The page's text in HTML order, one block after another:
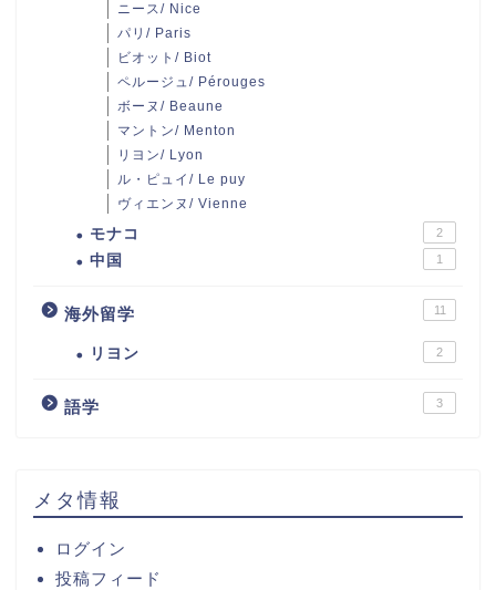
ニース/ Nice
パリ/ Paris
ビオット/ Biot
ペルージュ/ Pérouges
ボーヌ/ Beaune
マントン/ Menton
リヨン/ Lyon
ル・ピュイ/ Le puy
ヴィエンヌ/ Vienne
モナコ 2
中国 1
海外留学 11
リヨン 2
語学 3
メタ情報
ログイン
投稿フィード